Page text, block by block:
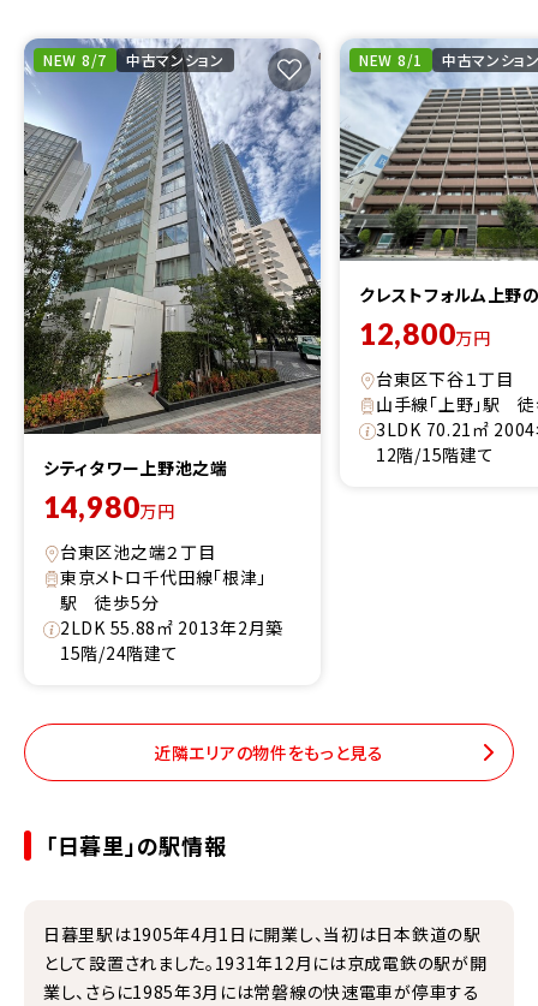
NEW 8/7 中古マンション
シティタワー上野池之端
14,980万円
台東区池之端２丁目
東京メトロ千代田線「根津」
駅 徒歩5分
2LDK 55.88㎡ 2013年2月築
15階/24階建て
NEW 8/1 中古マンショ
クレストフォルム上野
12,800万円
台東区下谷１丁目
山手線「上野」駅
3LDK 70.21㎡
12階/15階建て
近隣エリアの物件をもっと見る
「日暮里」の駅情報
日暮里駅は1905年4月1日に開業し、当初は日本鉄道の駅
として設置されました。1931年12月には京成電鉄の駅が開
業し、さらに1985年3月には常磐線の快速電車が停車する